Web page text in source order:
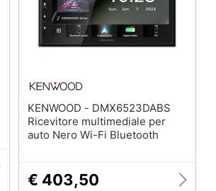
KENWOOD - DMX6523DABS
Ricevitore multimediale per
auto Nero Wi-Fi Bluetooth
€ 403,50